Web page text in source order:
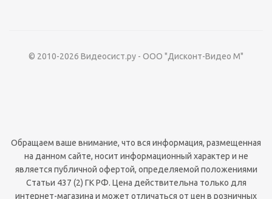
© 2010-2026 Видеосист.ру - ООО "Дисконт-Видео М"
Обращаем ваше внимание, что вся информация, размещенная
на данном сайте, носит информационный характер и не
является публичной офертой, определяемой положениями
Статьи 437 (2) ГК РФ. Цена действительна только для
интернет-магазина и может отличаться от цен в розничных